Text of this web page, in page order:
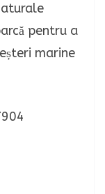
pentru a
marine